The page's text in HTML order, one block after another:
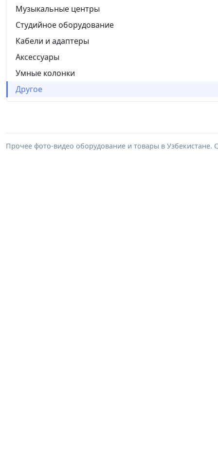
Музыкальные центры
Студийное оборудование
Кабели и адаптеры
Аксессуары
Умные колонки
Другое
Прочее фото-видео оборудование и товары в